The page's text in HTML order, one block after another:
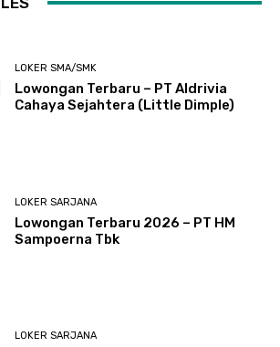
LOKER SMA/SMK
Lowongan Terbaru – PT Aldrivia
Cahaya Sejahtera (Little Dimple)
LOKER SARJANA
Lowongan Terbaru 2026 – PT HM
Sampoerna Tbk
LOKER SARJANA